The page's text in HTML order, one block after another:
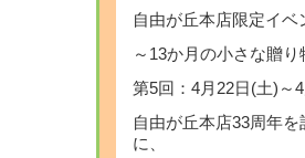
自由が丘本店限定イ
～13か月の小さな贈り
第5回：4月22日(土)～
自由が丘本店33周年
に、